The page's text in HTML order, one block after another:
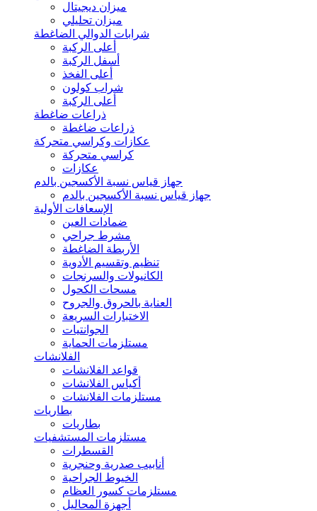
ميزان ديجيتال
ميزان تحليلي
شرابات الدوالي الضاغطة
أعلى الركبة
أسفل الركبة
أعلى الفخذ
شراب كولون
أعلى الركبة
ذراعات ضاغطة
ذراعات ضاغطة
عكازات وكراسي متحركة
كراسي متحركة
عكازات
جهاز قياس نسبة الأكسجين بالدم
جهاز قياس نسبة الأكسجين بالدم
الإسعافات الأولية
ضمادات العين
مشرط جراحي
الأربطة الضاغطة
تنظيم وتقسيم الأدوية
الكانيولات والسرنجات
مسحات الكحول
العناية بالحروق والجروح
الاختبارات السريعة
الجوانتيات
مستلزمات الحماية
الفلانشات
قواعد الفلانشات
أكياس الفلانشات
مستلزمات الفلانشات
بطاريات
بطاريات
مستلزمات المستشفيات
القسطرات
أنابيب صدرية وحنجرية
الخيوط الجراحية
مستلزمات كسور العظام
أجهزة المحاليل